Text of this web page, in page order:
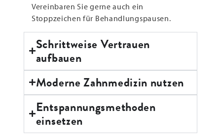
Vereinbaren Sie gerne auch ein
Stoppzeichen für Behandlungspausen.
Schrittweise Vertrauen
aufbauen
Moderne Zahnmedizin nutzen
Entspannungsmethoden
einsetzen